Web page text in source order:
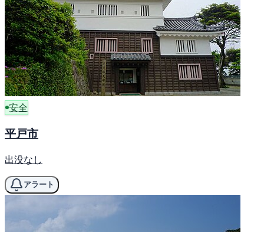
安全
平戸市
出没なし
アラート